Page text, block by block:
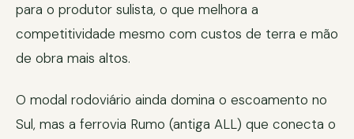
para o produtor sulista, o que melhora a
competitividade mesmo com custos de terra e mão
de obra mais altos.
O modal rodoviário ainda domina o escoamento no
Sul, mas a ferrovia Rumo (antiga ALL) que conecta o